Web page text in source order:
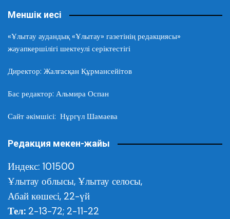
Меншік иесі
«Ұлытау аудандық «Ұлытау» газетінің редакциясы»
жауапкершілігі шектеулі серіктестігі
Директор: Жалғасқан Құрмансейітов
Бас редактор: Альмира Оспан
Сайт әкімшісі: Нұргүл Шамаева
Редакция мекен-жайы
Индекс: 101500
Ұлытау облысы, Ұлытау селосы,
Абай көшесі, 22-үй
Тел: 2-13-72; 2-11-22